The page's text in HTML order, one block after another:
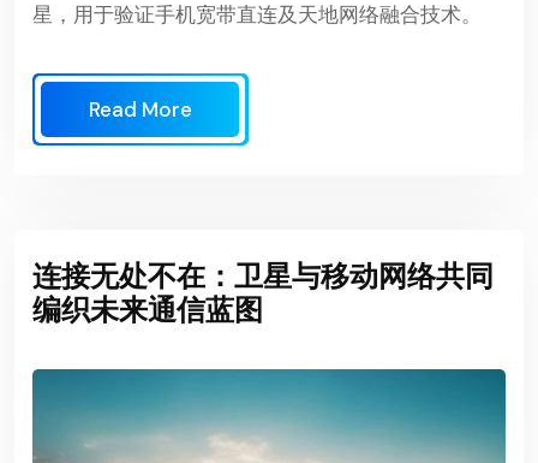
星，用于验证手机宽带直连及天地网络融合技术。
Read More
连接无处不在：卫星与移动网络共同
编织未来通信蓝图